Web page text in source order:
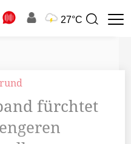
27°C
Suchbegriff
fürchtet